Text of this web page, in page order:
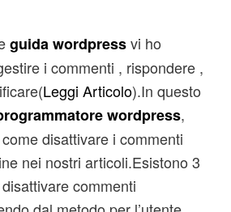
guida wordpressvi ho
i commenti , rispondere ,
Leggi Articolo).In questo
wordpress,
disattivare i commenti
nei nostri articoli.Esistono 3
commenti